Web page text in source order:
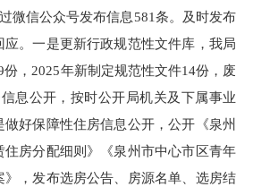
微信公众号发布信息581条。及时发布
。一是更新行政规范性文件库，我局
，2025年新制定规范性文件14份，废
息公开，按时公开局机关及下属事业
好保障性住房信息公开，公开《泉州
房分配细则》《泉州市中心市区青年
》，发布选房公告、房源名单、选房结